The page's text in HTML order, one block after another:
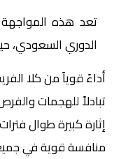
تعد هذه
الدوري السعودي،
أداءً قوياً من كلا
تبادلاً للهجمات
إثارة كبيرة طوال
منافسة قوية في